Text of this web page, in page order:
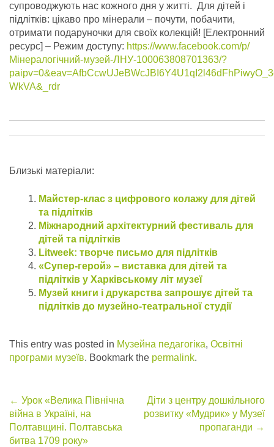
супроводжують нас кожного дня у житті. Для дітей і
підлітків: цікаво про мінерали – почути, побачити,
отримати подаруночки для своїх колекцій! [Електронний
ресурс] – Режим доступу: https://www.facebook.com/p/
Мінералогічний-музей-ЛНУ-100063808701363/?
WkVA&_rdr
Близькі матеріали:
Майстер-клас з цифрового колажу для дітей
та підлітків
Міжнародний архітектурний фестиваль для
дітей та підлітків
Litweek: творче письмо для підлітків
«Супер-герой» – виставка для дітей та
підлітків у Харківському літ музеї
Музей книги і друкарства запрошує дітей та
підлітків до музейно-театральної студії
This entry was posted in Музейна педагогіка, Освітні
програми музеїв. Bookmark the permalink.
Post
navigation
← Урок «Велика Північна
війна в Україні, на
Полтавщині. Полтавська
битва 1709 року»
Діти з центру дошкільного
розвитку «Мудрик» у Музеї
пропаганди →